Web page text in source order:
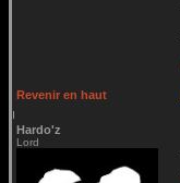
Revenir en haut
Hardo'z
Lord